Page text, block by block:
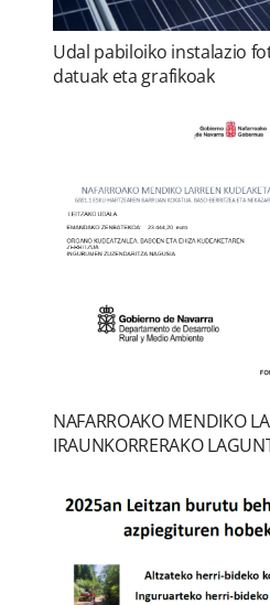
Udal pabiloiko instalazio
datuak eta grafikoak
NAFARROAKO MENDIKO
IRAUNKORRERAKO